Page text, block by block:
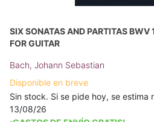
SIX SONATAS AND PARTITAS
FOR GUITAR
Bach, Johann Sebastian
Disponible en breve
Sin stock. Si se pide hoy, se estima
13/08/26